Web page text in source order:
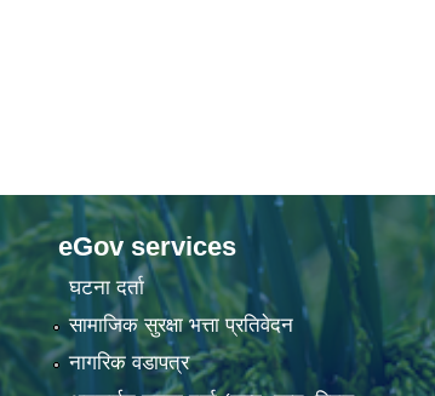
eGov services
घटना दर्ता
सामाजिक सुरक्षा भत्ता प्रतिवेदन
नागरिक वडापत्र